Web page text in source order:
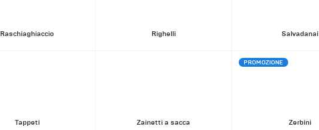
Raschiaghiaccio Righelli Salvadanai
Tappeti Zainetti a sacca
PROMOZIONE
Zerbini